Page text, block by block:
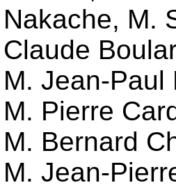
Nakache, M.
Claude
M. Jean-Paul
M. Pierre
M. Bernard
M. Jean-